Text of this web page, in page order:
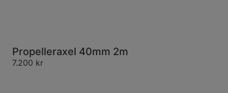
Propelleraxel 40mm 2m
7.200 kr